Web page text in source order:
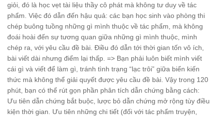
giỏi, đó là học vẹt tài liệu thầy cô phát mà không tư duy về tác
phẩm. Việc đó dẫn đến hậu quả: các bạn học sinh vào phòng thi
chép buông tuồng những gì mình thuộc về tác phẩm, mà không
đoái hoài đến sự tương quan giữa những gì mình thuộc, mình
chép ra, với yêu cầu đề bài. Điều đó dẫn tới thời gian tốn vô ích,
bài viết dài nhưng điểm lại thấp. => Bạn phải luôn biết mình viết
cái gì và viết để làm gì, tránh tình trạng “lạc trôi” giữa biển kiến
thức mà không thể giải quyết được yêu cầu đề bài. Vậy trong 120
phút, bạn có thể rút gọn phần phân tích dẫn chứng bằng cách:
Ưu tiên dẫn chứng bắt buộc, lược bỏ dẫn chứng mở rộng tùy điều
kiện thời gian. Ưu tiên những chi tiết (đối với tác phẩm truyện,